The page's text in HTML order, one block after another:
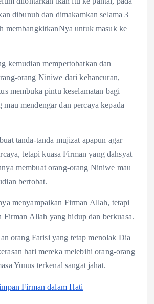
dibunuh dan dimakamkan selama 3
membangkitkanNya untuk masuk ke
kemudian mempertobatkan dan
orang Niniwe dari kehancuran,
membuka pintu keselamatan bagi
mau mendengar dan percaya kepada
tanda-tanda mujizat apapun agar
tetapi kuasa Firman yang dahsyat
membuat orang-orang Niniwe mau
bertobat.
menyampaikan Firman Allah, tetapi
Firman Allah yang hidup dan berkuasa.
orang Farisi yang tetap menolak Dia
hati mereka melebihi orang-orang
Yunus terkenal sangat jahat.
Firman dalam Hati